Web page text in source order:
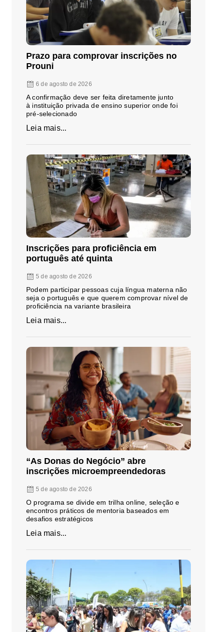
Prazo para comprovar inscrições no
Prouni
6 de agosto de 2026
A confirmação deve ser feita diretamente junto
à instituição privada de ensino superior onde foi
pré-selecionado
Leia mais...
Inscrições para proficiência em
português até quinta
5 de agosto de 2026
Podem participar pessoas cuja língua materna não
seja o português e que querem comprovar nível de
proficiência na variante brasileira
Leia mais...
“As Donas do Negócio” abre
inscrições microempreendedoras
5 de agosto de 2026
O programa se divide em trilha online, seleção e
encontros práticos de mentoria baseados em
desafios estratégicos
Leia mais...